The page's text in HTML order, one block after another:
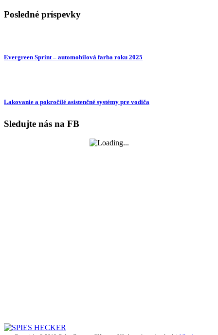
Posledné príspevky
Evergreen Sprint – automobilová farba roku 2025
Lakovanie a pokročilé asistenčné systémy pre vodiča
Sledujte nás na FB